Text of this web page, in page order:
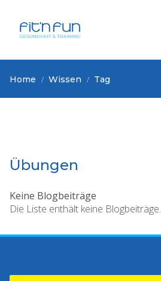
Home Wissen Tag
Übungen
Keine Blogbeiträge
Die Liste enthält keine Blogbeiträge.